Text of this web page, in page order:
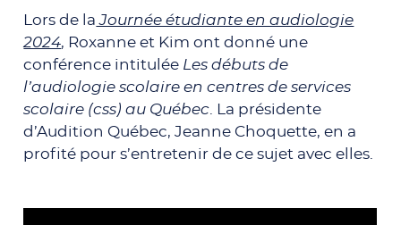
Lors de la Journée étudiante en audiologie
2024, Roxanne et Kim ont donné une
conférence intitulée Les débuts de
l’audiologie scolaire en centres de services
scolaire (css) au Québec . La présidente
d’Audition Québec, Jeanne Choquette, en a
profité pour s’entretenir de ce sujet avec elles.